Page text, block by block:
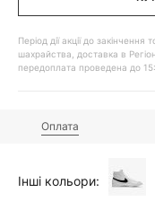
Період дії акції до
шахрайства, доставка в
передоплата проведена до
Оплата
Інші кольори: